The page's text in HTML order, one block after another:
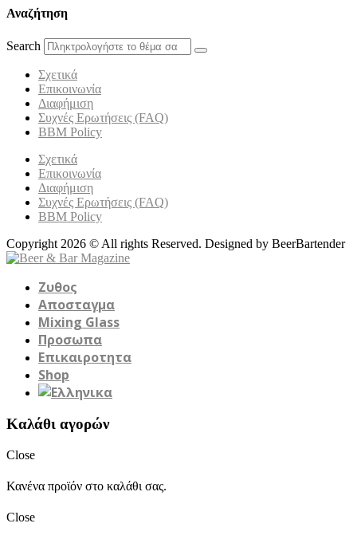
Αναζήτηση
Search
Σχετικά
Επικοινωνία
Διαφήμιση
Συχνές Ερωτήσεις (FAQ)
BBM Policy
Σχετικά
Επικοινωνία
Διαφήμιση
Συχνές Ερωτήσεις (FAQ)
BBM Policy
Copyright 2026 © All rights Reserved. Designed by BeerBartender
Ζυθος
Αποσταγμα
Mixing Glass
Προσωπα
Επικαιροτητα
Shop
Καλάθι αγορών
Close
Κανένα προϊόν στο καλάθι σας.
Close